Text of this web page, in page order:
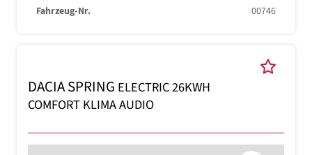
Fahrzeug-Nr. 00746
DACIA SPRING ELECTRIC 26KWH
COMFORT KLIMA AUDIO